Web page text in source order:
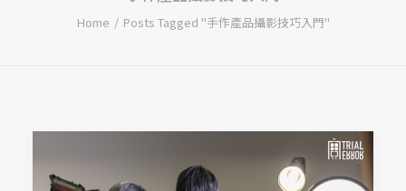
Home Posts Tagged "手作產品攝影技巧入門"